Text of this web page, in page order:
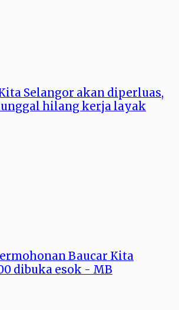
Selangor akan diperluas,
hilang kerja layak
Baucar Kita
dibuka esok - MB